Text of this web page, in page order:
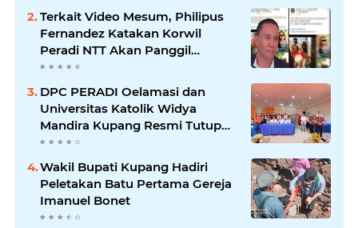
Terkait Video Mesum, Philipus
Fernandez Katakan Korwil
Peradi NTT Akan Panggil
Oknum Advokat
DPC PERADI Oelamasi dan
Universitas Katolik Widya
Mandira Kupang Resmi Tutup
PKPA Angkatan II
Wakil Bupati Kupang Hadiri
Peletakan Batu Pertama Gereja
Imanuel Bonet